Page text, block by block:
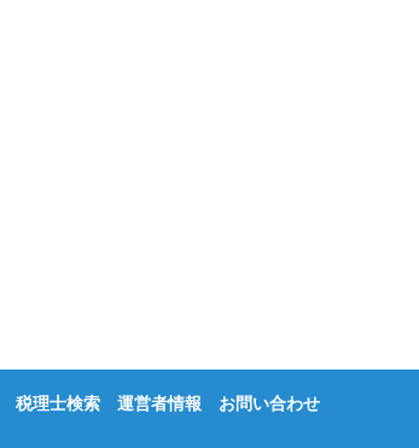
税理士検索 運営者情報 お問い合わせ